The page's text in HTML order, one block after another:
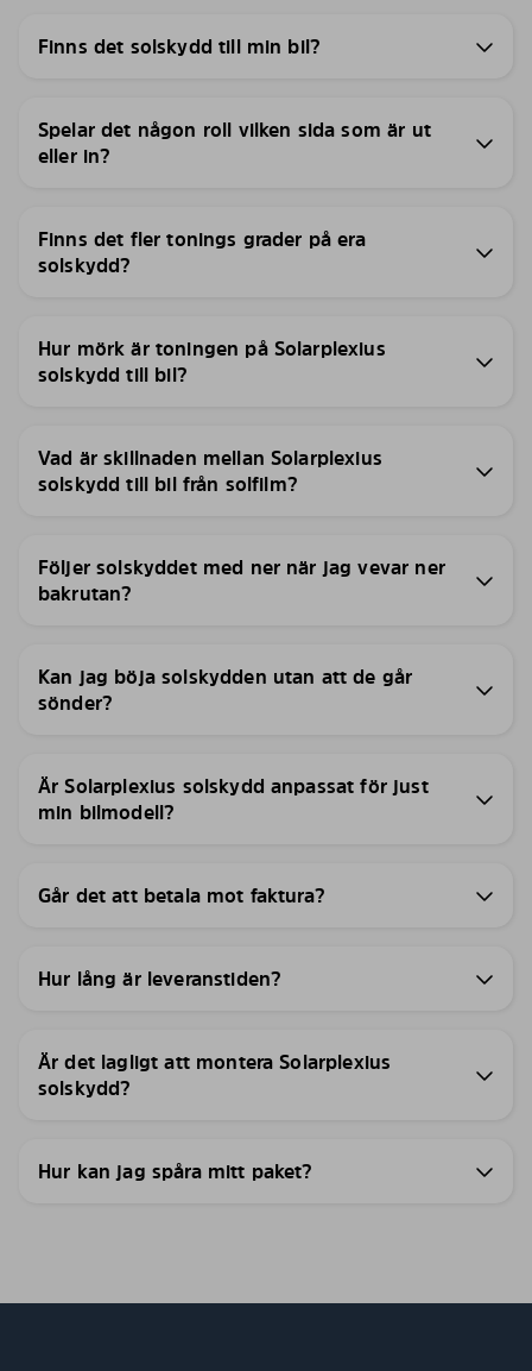
Finns det solskydd till min bil?
Spelar det någon roll vilken sida som är ut
eller in?
Finns det fler tonings grader på era
solskydd?
Hur mörk är toningen på Solarplexius
solskydd till bil?
Vad är skillnaden mellan Solarplexius
solskydd till bil från solfilm?
Följer solskyddet med ner när jag vevar ner
bakrutan?
Kan jag böja solskydden utan att de går
sönder?
Är Solarplexius solskydd anpassat för just
min bilmodell?
Går det att betala mot faktura?
Hur lång är leveranstiden?
Är det lagligt att montera Solarplexius
solskydd?
Hur kan jag spåra mitt paket?